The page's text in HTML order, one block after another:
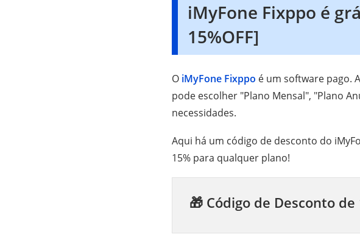
iMyFone Fixppo é
15%OFF]
O iMyFone Fixppo é um software pago.
pode escolher "Plano Mensal", "Plano
necessidades.
Aqui há um código de desconto do
15% para qualquer plano!
🎁 Código de Desconto